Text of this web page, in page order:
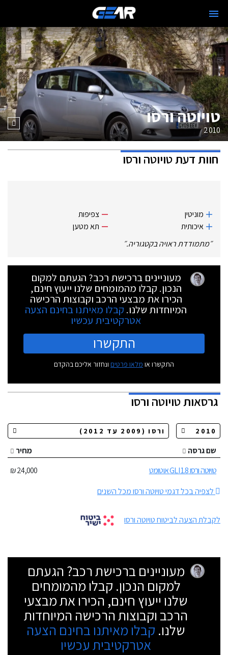
טויוטה ורסו
2010
חוות דעתטויוטה ורסו
מוניטין
איכותית
צפיפות
תא מטען
״מתמודדת ראויה בקטגוריה.״
מעוניינים ברכישת רכב? הגעתם למקום
הנכון. קבלו מהמומחים שלנו ייעוץ חינם,
הכירו את מבצעי הרכב וקבוצות הרכישה
המיוחדות שלנו. קבלו מאיתנו בחינם הצעה
אטרקטיבית עכשיו
התקשרו
התקשרו או מלאו פרטים ונחזור אליכם בהקדם
גרסאותטויוטה ורסו
שם גרסה
מחיר
טויוטה ורסו 1.8 GLI אוטומט
24,000 ₪
לצפיה בכל דגמי טויוטה ורסו מכל השנים
לקבלת הצעה לביטוח טויוטה ורסו
מעוניינים ברכישת רכב? הגעתם
למקום הנכון. קבלו מהמומחים
שלנו ייעוץ חינם, הכירו את מבצעי
הרכב וקבוצות הרכישה המיוחדות
שלנו. קבלו מאיתנו בחינם הצעה
אטרקטיבית עכשיו